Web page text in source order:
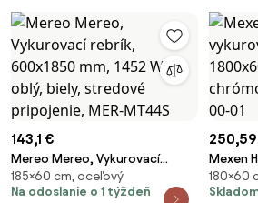
143,1 €
Mereo Mereo, Vykurovací
rebrík, 600x1850 mm, 1452 W,
oblý, biely, stredové pripojenie,
185×60 cm, oceľový
Na odoslanie o 1 týždeň
Mexen
teleso
180×60